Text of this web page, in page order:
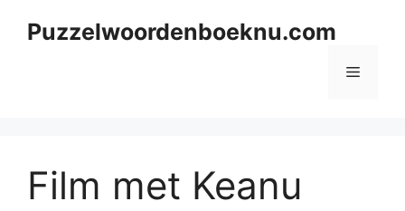
Puzzelwoordenboeknu.com
Menu
Film met Keanu